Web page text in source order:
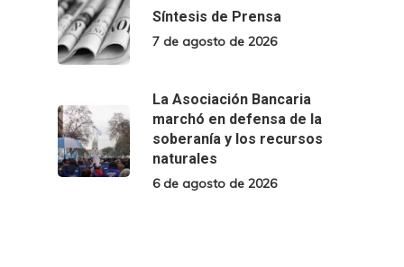
Síntesis de Prensa
7 de agosto de 2026
La Asociación Bancaria
marchó en defensa de la
soberanía y los recursos
naturales
6 de agosto de 2026